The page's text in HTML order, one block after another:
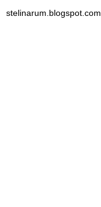
stelinarum.blogspot.com